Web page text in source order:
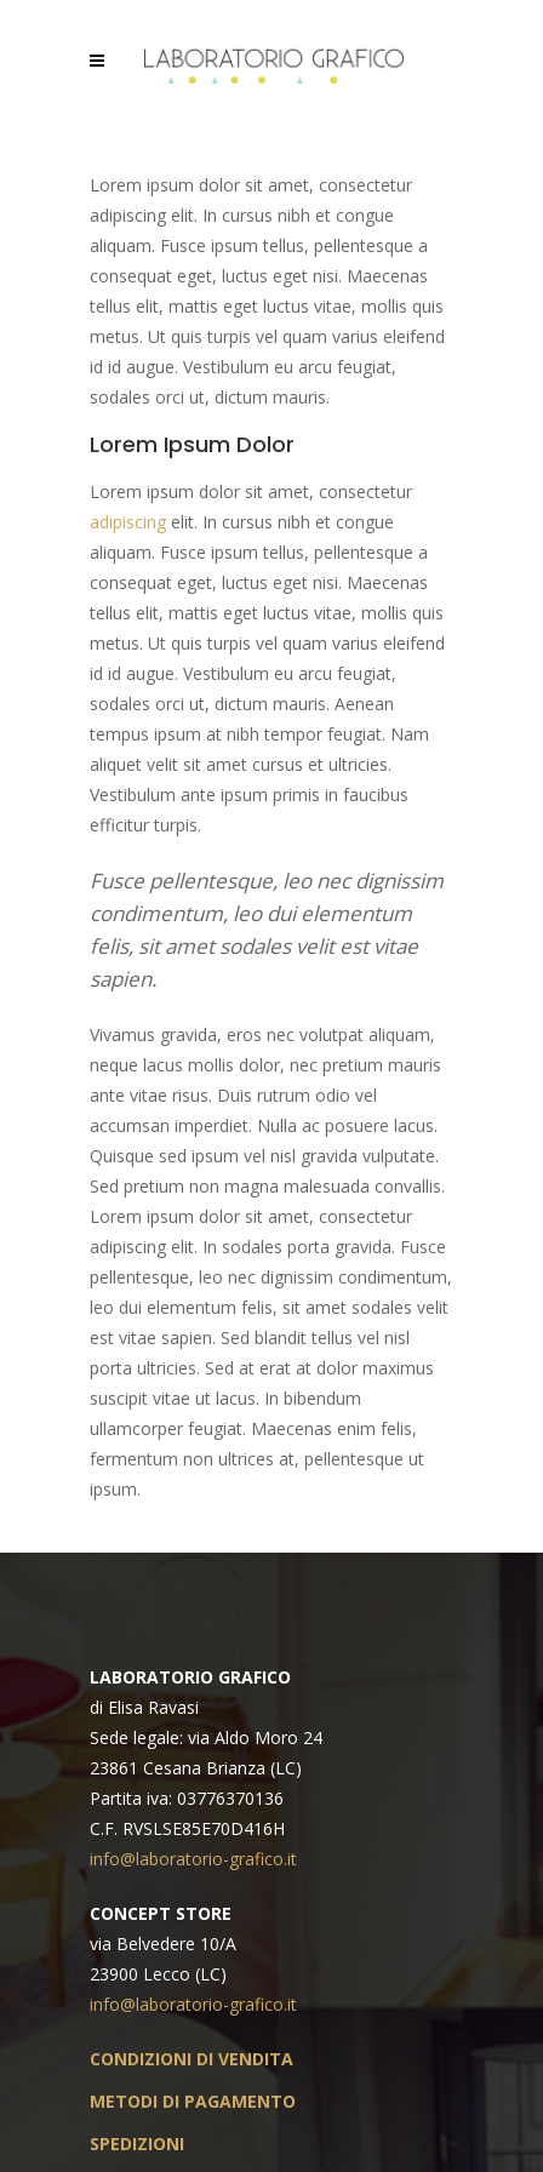
Lorem ipsum dolor sit amet, consectetur
adipiscing elit. In cursus nibh et congue
aliquam. Fusce ipsum tellus, pellentesque a
consequat eget, luctus eget nisi. Maecenas
tellus elit, mattis eget luctus vitae, mollis quis
metus. Ut quis turpis vel quam varius eleifend
id id augue. Vestibulum eu arcu feugiat,
sodales orci ut, dictum mauris.
Lorem Ipsum Dolor
Lorem ipsum dolor sit amet, consectetur
adipiscing elit. In cursus nibh et congue
aliquam. Fusce ipsum tellus, pellentesque a
consequat eget, luctus eget nisi. Maecenas
tellus elit, mattis eget luctus vitae, mollis quis
metus. Ut quis turpis vel quam varius eleifend
id id augue. Vestibulum eu arcu feugiat,
sodales orci ut, dictum mauris. Aenean
tempus ipsum at nibh tempor feugiat. Nam
aliquet velit sit amet cursus et ultricies.
Vestibulum ante ipsum primis in faucibus
efficitur turpis.
Fusce pellentesque, leo nec dignissim
condimentum, leo dui elementum
felis, sit amet sodales velit est vitae
sapien.
Vivamus gravida, eros nec volutpat aliquam,
neque lacus mollis dolor, nec pretium mauris
ante vitae risus. Duis rutrum odio vel
accumsan imperdiet. Nulla ac posuere lacus.
Quisque sed ipsum vel nisl gravida vulputate.
Sed pretium non magna malesuada convallis.
Lorem ipsum dolor sit amet, consectetur
adipiscing elit. In sodales porta gravida. Fusce
pellentesque, leo nec dignissim condimentum,
leo dui elementum felis, sit amet sodales velit
est vitae sapien. Sed blandit tellus vel nisl
porta ultricies. Sed at erat at dolor maximus
suscipit vitae ut lacus. In bibendum
ullamcorper feugiat. Maecenas enim felis,
fermentum non ultrices at, pellentesque ut
ipsum.
LABORATORIO GRAFICO
di Elisa Ravasi
Sede legale: via Aldo Moro 24
23861 Cesana Brianza (LC)
Partita iva: 03776370136
C.F. RVSLSE85E70D416H
info@laboratorio-grafico.it
CONCEPT STORE
via Belvedere 10/A
23900 Lecco (LC)
info@laboratorio-grafico.it
CONDIZIONI DI VENDITA
METODI DI PAGAMENTO
SPEDIZIONI